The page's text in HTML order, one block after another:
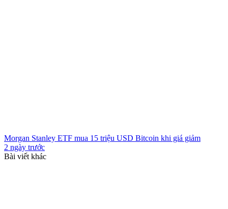
Morgan Stanley ETF mua 15 triệu USD Bitcoin khi giá giảm
2 ngày trước
Bài viết khác